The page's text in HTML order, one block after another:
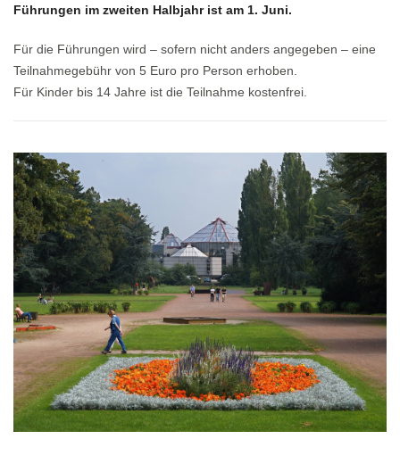
Führungen im zweiten Halbjahr ist am 1. Juni.
Für die Führungen wird – sofern nicht anders angegeben – eine
Teilnahmegebühr von 5 Euro pro Person erhoben.
Für Kinder bis 14 Jahre ist die Teilnahme kostenfrei.